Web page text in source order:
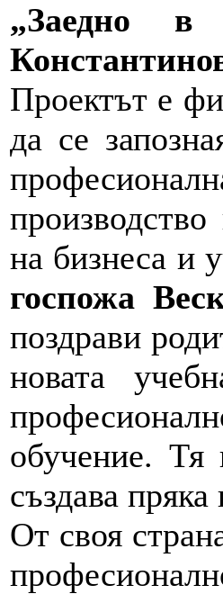
„Заедно в
Проектът е
да се
производство
на бизнеса и
госпожа
поздрави
новата
обучение. Тя
създава
От своя